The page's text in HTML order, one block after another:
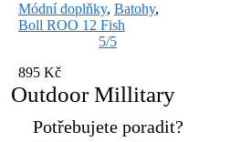
Módní doplňky, Batohy,
Boll ROO 12 Fish
5/5
895 Kč
Outdoor Millitary
Potřebujete poradit?